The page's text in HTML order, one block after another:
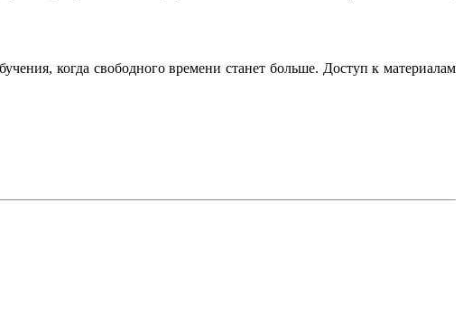
когда свободного времени станет больше. Доступ к материалам